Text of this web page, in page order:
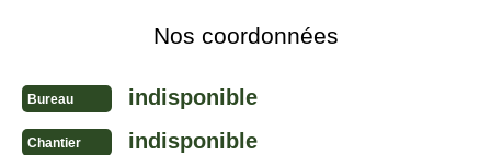
Nos coordonnées
Bureau indisponible
Chantier indisponible